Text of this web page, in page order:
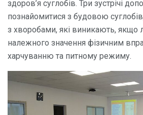
здоров’я суглобів. Три зустрічі
познайомитися з будовою
з хворобами, які виникають, якщо
належного значення фізичним
харчуванню та питному режиму.